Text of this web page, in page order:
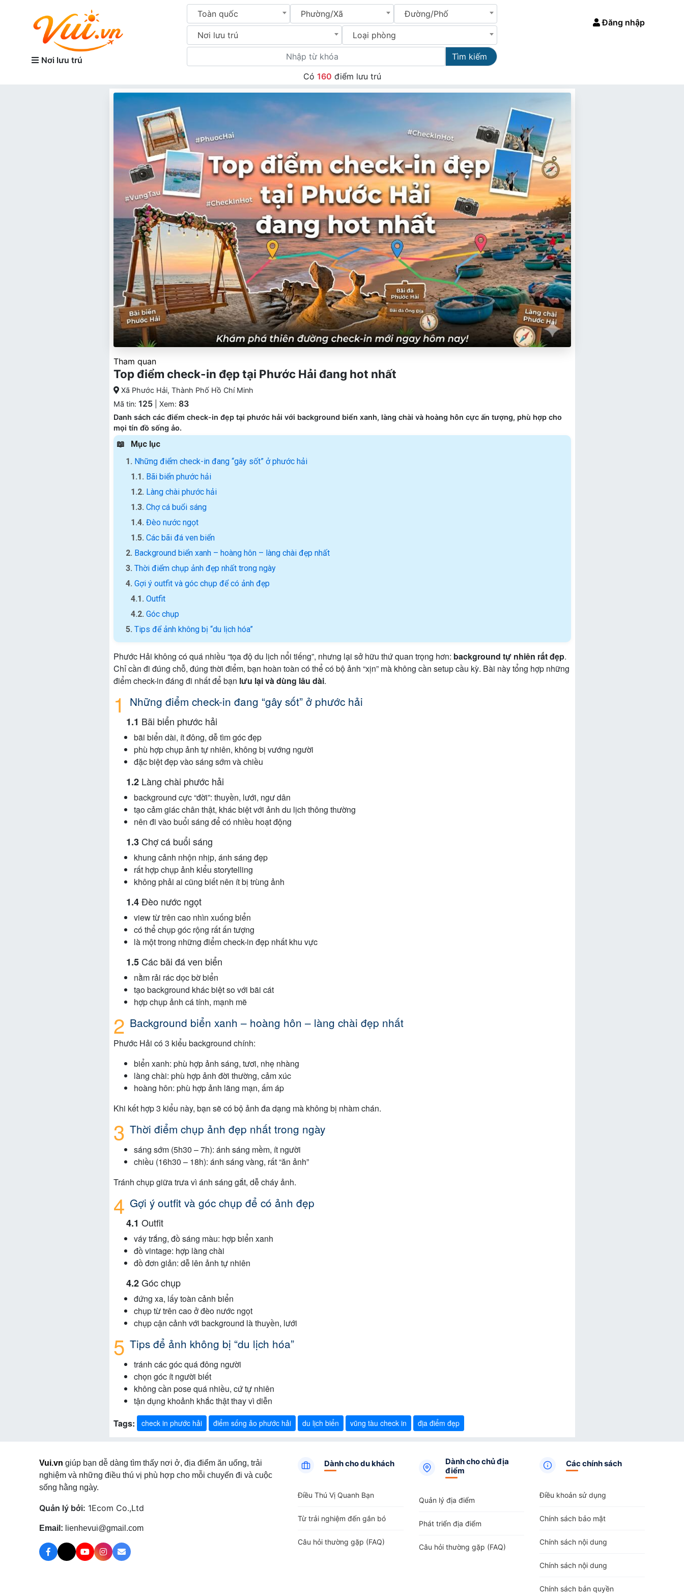
Nơi lưu trú
Toàn quốc Phường/Xã Đường/Phố
Nơi lưu trú Loại phòng
Tìm kiếm
Đăng nhập
Có 160 điểm lưu trú
Tham quan
Top điểm check-in đẹp tại Phước Hải đang hot nhất
Xã Phước Hải, Thành Phố Hồ Chí Minh
Mã tin: 125| Xem: 83
Danh sách các điểm check-in đẹp tại phước hải với background biển xanh, làng chài và hoàng hôn cực ấn tượng, phù hợp cho
mọi tín đồ sống ảo.
Mục lục
Những điểm check-in đang “gây sốt” ở phước hải
Bãi biển phước hải
Làng chài phước hải
Chợ cá buổi sáng
Đèo nước ngọt
Các bãi đá ven biển
Background biển xanh – hoàng hôn – làng chài đẹp nhất
Thời điểm chụp ảnh đẹp nhất trong ngày
Gợi ý outfit và góc chụp để có ảnh đẹp
Outfit
Góc chụp
Tips để ảnh không bị “du lịch hóa”
Phước Hải không có quá nhiều “tọa độ du lịch nổi tiếng”, nhưng lại sở hữu thứ quan trọng hơn: background tự nhiên rất đẹp.
Chỉ cần đi đúng chỗ, đúng thời điểm, bạn hoàn toàn có thể có bộ ảnh “xịn” mà không cần setup cầu kỳ. Bài này tổng hợp những
điểm check-in đáng đi nhất để bạn lưu lại và dùng lâu dài.
Những điểm check-in đang “gây sốt” ở phước hải
Bãi biển phước hải
bãi biển dài, ít đông, dễ tìm góc đẹp
phù hợp chụp ảnh tự nhiên, không bị vướng người
đặc biệt đẹp vào sáng sớm và chiều
Làng chài phước hải
background cực “đời”: thuyền, lưới, ngư dân
tạo cảm giác chân thật, khác biệt với ảnh du lịch thông thường
nên đi vào buổi sáng để có nhiều hoạt động
Chợ cá buổi sáng
khung cảnh nhộn nhịp, ánh sáng đẹp
rất hợp chụp ảnh kiểu storytelling
không phải ai cũng biết nên ít bị trùng ảnh
Đèo nước ngọt
view từ trên cao nhìn xuống biển
có thể chụp góc rộng rất ấn tượng
là một trong những điểm check-in đẹp nhất khu vực
Các bãi đá ven biển
nằm rải rác dọc bờ biển
tạo background khác biệt so với bãi cát
hợp chụp ảnh cá tính, mạnh mẽ
Background biển xanh – hoàng hôn – làng chài đẹp nhất
Phước Hải có 3 kiểu background chính:
biển xanh: phù hợp ảnh sáng, tươi, nhẹ nhàng
làng chài: phù hợp ảnh đời thường, cảm xúc
hoàng hôn: phù hợp ảnh lãng mạn, ấm áp
Khi kết hợp 3 kiểu này, bạn sẽ có bộ ảnh đa dạng mà không bị nhàm chán.
Thời điểm chụp ảnh đẹp nhất trong ngày
sáng sớm (5h30 – 7h): ánh sáng mềm, ít người
chiều (16h30 – 18h): ánh sáng vàng, rất “ăn ảnh”
Tránh chụp giữa trưa vì ánh sáng gắt, dễ cháy ảnh.
Gợi ý outfit và góc chụp để có ảnh đẹp
Outfit
váy trắng, đồ sáng màu: hợp biển xanh
đồ vintage: hợp làng chài
đồ đơn giản: dễ lên ảnh tự nhiên
Góc chụp
đứng xa, lấy toàn cảnh biển
chụp từ trên cao ở đèo nước ngọt
chụp cận cảnh với background là thuyền, lưới
Tips để ảnh không bị “du lịch hóa”
tránh các góc quá đông người
chọn góc ít người biết
không cần pose quá nhiều, cứ tự nhiên
tận dụng khoảnh khắc thật thay vì diễn
Tags:
check in phước hải điểm sống ảo phước hải du lịch biển vũng tàu check in địa điểm đẹp
Vui.vn giúp bạn dễ dàng tìm thấy nơi ở, địa điểm ăn uống, trải
nghiệm và những điều thú vị phù hợp cho mỗi chuyến đi và cuộc
sống hằng ngày.
Quản lý bởi: 1Ecom Co.,Ltd
Email: lienhevui@gmail.com
Dành cho du khách
Điều Thú Vị Quanh Bạn
Từ trải nghiệm đến gắn bó
Câu hỏi thường gặp (FAQ)
Dành cho chủ địa
điểm
Quản lý địa điểm
Phát triển địa điểm
Câu hỏi thường gặp (FAQ)
Các chính sách
Điều khoản sử dụng
Chính sách bảo mật
Chính sách nội dung
Chính sách nội dung
Chính sách bản quyền